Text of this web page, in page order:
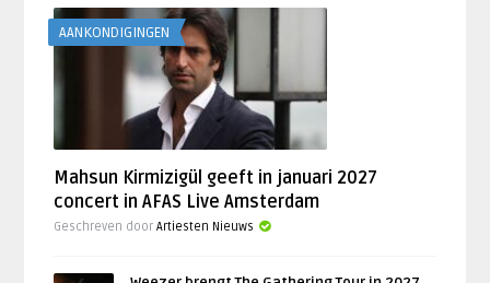
AANKONDIGINGEN
Mahsun Kirmizigül geeft in januari 2027
concert in AFAS Live Amsterdam
Geschreven doorArtiesten Nieuws